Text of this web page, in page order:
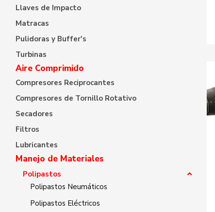
Llaves de Impacto
Matracas
Pulidoras y Buffer's
Turbinas
Aire Comprimido
Compresores Reciprocantes
Compresores de Tornillo Rotativo
Secadores
Filtros
Lubricantes
Manejo de Materiales
Polipastos
Polipastos Neumáticos
Polipastos Eléctricos